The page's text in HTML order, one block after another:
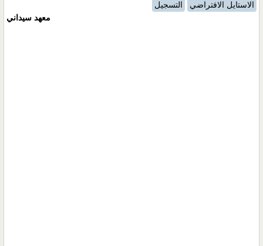
الاستايل الافتراضي
التسجيل
معهد سيداني